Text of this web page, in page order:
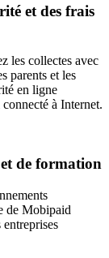
et des frais
les collectes avec
parents et les
en ligne
à Internet.
de formation
de Mobipaid
entreprises